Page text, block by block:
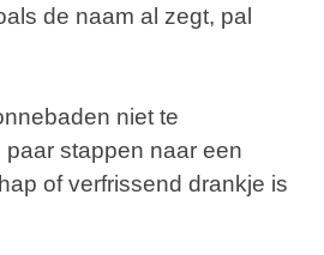
de naam al zegt, pal
niet te
stappen naar een
of verfrissend drankje is